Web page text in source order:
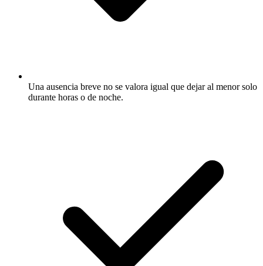
Una ausencia breve no se valora igual que dejar al menor solo
durante horas o de noche.